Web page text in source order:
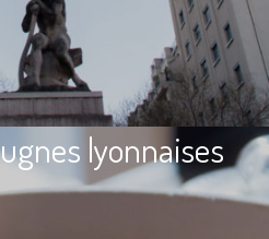
lyonnaises